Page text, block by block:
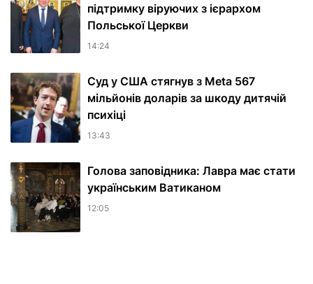
підтримку віруючих з ієрархом
Польської Церкви
14:24
Суд у США стягнув з Meta 567
мільйонів доларів за шкоду дитячій
психіці
13:43
Голова заповідника: Лавра має стати
українським Ватиканом
12:05